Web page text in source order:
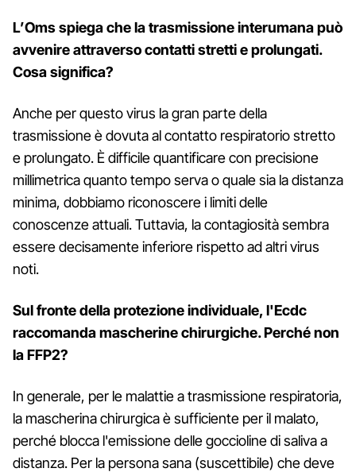
L’Oms spiega che la trasmissione interumana può
avvenire attraverso contatti stretti e prolungati.
Cosa significa?
Anche per questo virus la gran parte della
trasmissione è dovuta al contatto respiratorio stretto
e prolungato. È difficile quantificare con precisione
millimetrica quanto tempo serva o quale sia la distanza
minima, dobbiamo riconoscere i limiti delle
conoscenze attuali. Tuttavia, la contagiosità sembra
essere decisamente inferiore rispetto ad altri virus
noti.
Sul fronte della protezione individuale, l'Ecdc
raccomanda mascherine chirurgiche. Perché non
la FFP2?
In generale, per le malattie a trasmissione respiratoria,
la mascherina chirurgica è sufficiente per il malato,
perché blocca l'emissione delle goccioline di saliva a
distanza. Per la persona sana (suscettibile) che deve